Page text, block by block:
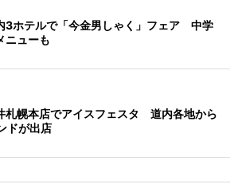
3ホテルで「今金男しゃく」フェア 中学
ニューも
札幌本店でアイスフェスタ 道内各地から
ドが出店